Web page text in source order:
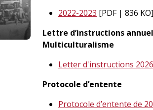
2022-2023 [PDF | 836 KO]
Lettre d’instructions
Multiculturalisme
Letter d'instructions
Protocole d’entente
Protocole d’entente de